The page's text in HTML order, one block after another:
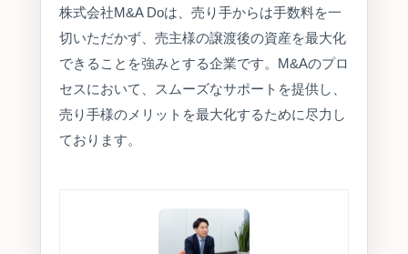
株式会社M&A Doは、売り手からは手数料を一
切いただかず、売主様の譲渡後の資産を最大化
できることを強みとする企業です。M&Aのプロ
セスにおいて、スムーズなサポートを提供し、
売り手様のメリットを最大化するために尽力し
ております。